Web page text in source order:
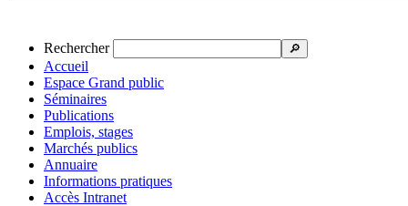
Rechercher 🔎
Accueil
Espace Grand public
Séminaires
Publications
Emplois, stages
Marchés publics
Annuaire
Informations pratiques
Accès Intranet